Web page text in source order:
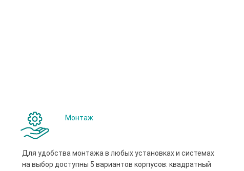
Монтаж
Для удобства монтажа в любых установках и системах
на выбор доступны 5 вариантов корпусов: квадратный